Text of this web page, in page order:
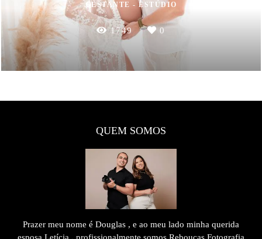
GESTANTE - ESTÚDIO
1749 0
QUEM SOMOS
Prazer meu nome é Douglas , e ao meu lado minha querida